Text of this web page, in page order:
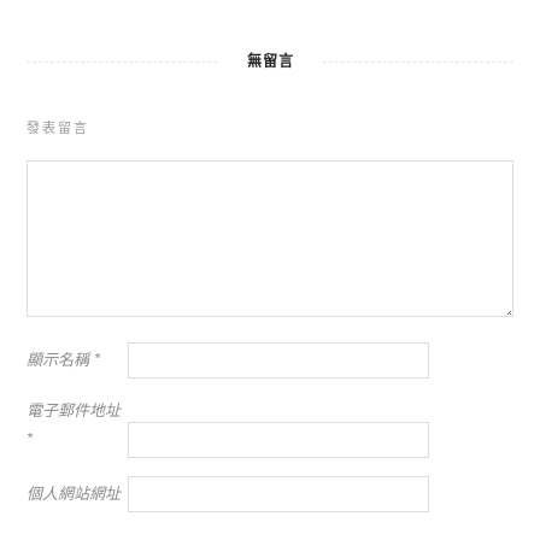
無留言
發表留言
顯示名稱 *
電子郵件地址
*
個人網站網址